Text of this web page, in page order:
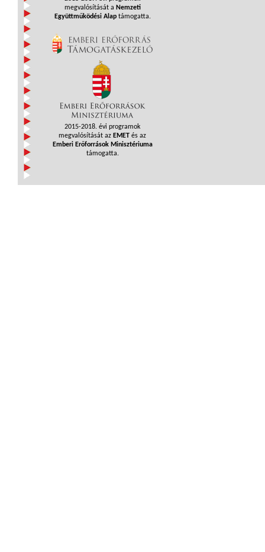
megvalósítását a Nemzeti
Együttműködési Alaptámogatta.
2015-2018. évi programok
megvalósítását az EMET és az
Emberi Erőforrások Minisztériuma
támogatta.